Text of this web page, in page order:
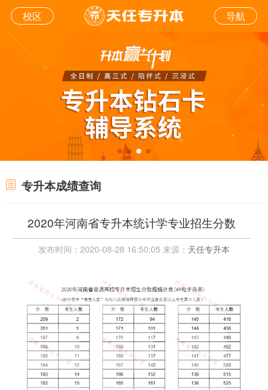
校区 导航
专升本成绩查询
2020年河南省专升本统计学专业招生分数
发布时间：2020-08-28 16:50:05 来源： 天任专升本